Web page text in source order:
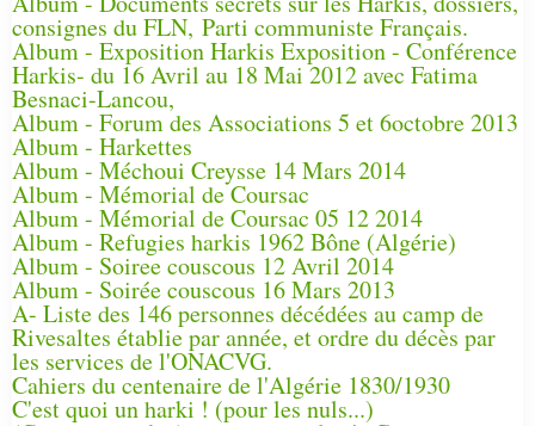
consignes du FLN, Parti communiste Français.
Album - Exposition Harkis Exposition - Conférence
Harkis- du 16 Avril au 18 Mai 2012 avec Fatima
Besnaci-Lancou,
Album - Forum des Associations 5 et 6octobre 2013
Album - Harkettes
Album - Méchoui Creysse 14 Mars 2014
Album - Mémorial de Coursac
Album - Mémorial de Coursac 05 12 2014
Album - Refugies harkis 1962 Bône (Algérie)
Album - Soiree couscous 12 Avril 2014
Album - Soirée couscous 16 Mars 2013
A- Liste des 146 personnes décédées au camp de
Rivesaltes établie par année, et ordre du décès par
les services de l'ONACVG.
Cahiers du centenaire de l'Algérie 1830/1930
C'est quoi un harki ! (pour les nuls...)